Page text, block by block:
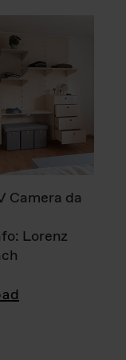
Camera da
Lorenz